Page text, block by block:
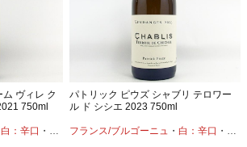
ム ヴィレ ク
750ml
白：辛口 ・ シャルドネ
パトリック ピウズ シャブリ テロワー
ル ド シシエ 2023 750ml
フランス/ブルゴーニュ ・ 白：辛口 ・